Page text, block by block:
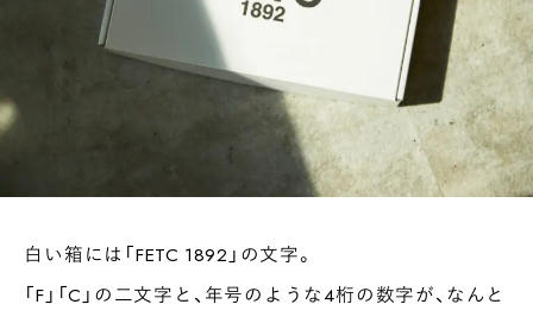
白い箱には「FETC 1892」の文字。
「F」「C」の二文字と、年号のような4桁の数字が、なんと